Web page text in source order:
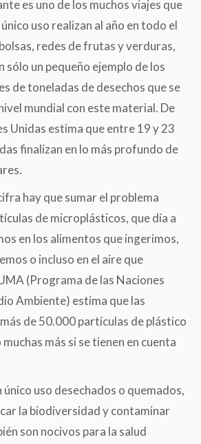
es uno de los muchos viajes que
uso realizan al año en todo el
redes de frutas y verduras,
sólo un pequeño ejemplo de los
de toneladas de desechos que se
mundial con este material. De
Unidas estima que entre 19 y 23
finalizan en lo más profundo de
hay que sumar el problema
de microplásticos, que día a
en los alimentos que ingerimos,
o incluso en el aire que
(Programa de las Naciones
Ambiente) estima que las
de 50.000 partículas de plástico
más si se tienen en cuenta
único uso desechados o quemados,
la biodiversidad y contaminar
son nocivos para la salud